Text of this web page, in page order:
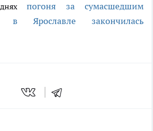
погоня за сумасшедшим
в Ярославле закончилась